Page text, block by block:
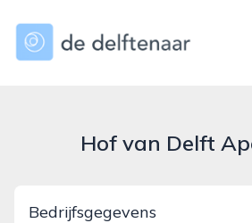
dedelftenaar.nl
Hof van Delft
Bedrijfsgegevens